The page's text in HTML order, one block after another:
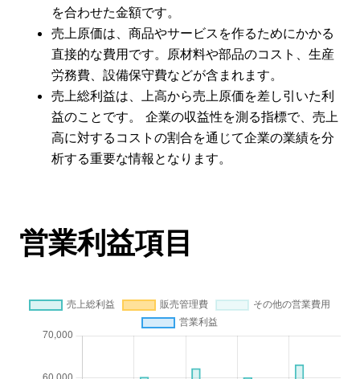
を合わせた金額です。
売上原価は、商品やサービスを作るためにかかる
直接的な費用です。原材料や部品のコスト、生産
労務費、設備保守費などが含まれます。
売上総利益は、上高から売上原価を差し引いた利
益のことです。 企業の収益性を測る指標で、売上
高に対するコストの割合を通じて企業の業績を分
析する重要な情報となります。
営業利益項目